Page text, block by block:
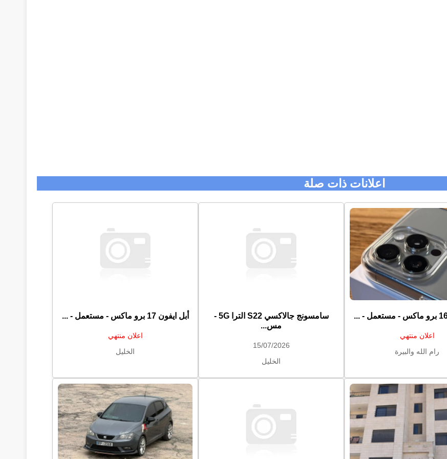
اعلانات ذات صلة
اعلان منتهي
رام الله والبيرة
سامسونج جالاكسي S22 الترا 5G -
مس...
15/07/2026
الخليل
أبل ايفون 17 برو ماكس - مستعمل - ...
اعلان منتهي
الخليل